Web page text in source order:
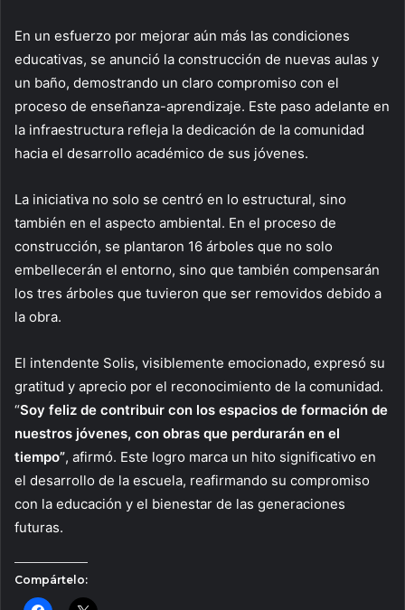
En un esfuerzo por mejorar aún más las condiciones
educativas, se anunció la construcción de nuevas aulas y
un baño, demostrando un claro compromiso con el
proceso de enseñanza-aprendizaje. Este paso adelante en
la infraestructura refleja la dedicación de la comunidad
hacia el desarrollo académico de sus jóvenes.
La iniciativa no solo se centró en lo estructural, sino
también en el aspecto ambiental. En el proceso de
construcción, se plantaron 16 árboles que no solo
embellecerán el entorno, sino que también compensarán
los tres árboles que tuvieron que ser removidos debido a
la obra.
El intendente Solis, visiblemente emocionado, expresó su
gratitud y aprecio por el reconocimiento de la comunidad.
“Soy feliz de contribuir con los espacios de formación de
nuestros jóvenes, con obras que perdurarán en el
tiempo”, afirmó. Este logro marca un hito significativo en
el desarrollo de la escuela, reafirmando su compromiso
con la educación y el bienestar de las generaciones
futuras.
Compártelo: